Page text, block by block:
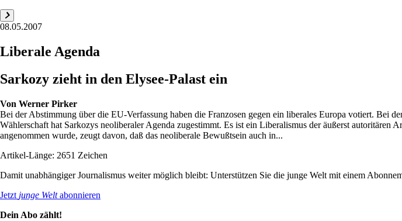
08.05.2007
Liberale Agenda
Sarkozy zieht in den Elysee-Palast ein
Von Werner Pirker
Bei der Abstimmung über die EU-Verfassung haben die Franzosen gegen ein liberales Europa votiert. Bei
Wählerschaft hat Sarkozys neoliberaler Agenda zugestimmt. Es ist ein Liberalismus der äußerst
angenommen wurde, zeugt davon, daß das neoliberale Bewußtsein auch in...
Artikel-Länge: 2651 Zeichen
Damit unabhängiger Journalismus weiter möglich bleibt: Unterstützen Sie die junge Welt mit einem
Jetzt junge Weltabonnieren
Dein Abo zählt!